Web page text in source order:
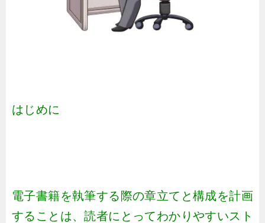
はじめに
電子書籍を執筆する際の章立てと構成を計画
することは、読者にとってわかりやすいスト